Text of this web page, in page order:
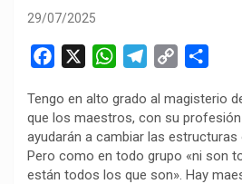
29/07/2025
c
e
b
o
W
a
t
s
A
e
g
p
y
L
i
m
p
a
r
Tengo en alto grado al magisterio
que los maestros, con su
ayudarán a cambiar las estructuras
Pero como en todo grupo «ni son
están todos los que son». Hay